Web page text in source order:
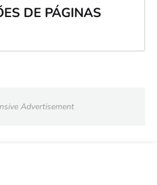
DE PÁGINAS
Advertisement